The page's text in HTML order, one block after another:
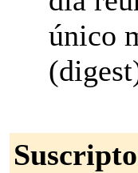
único